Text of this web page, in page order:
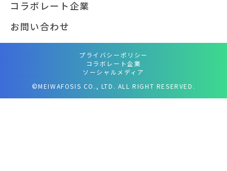
コラボレート企業
お問い合わせ
プライバシーポリシー
コラボレート企業
ソーシャルメディア
©MEIWAFOSIS CO., LTD. ALL RIGHT RESERVED.